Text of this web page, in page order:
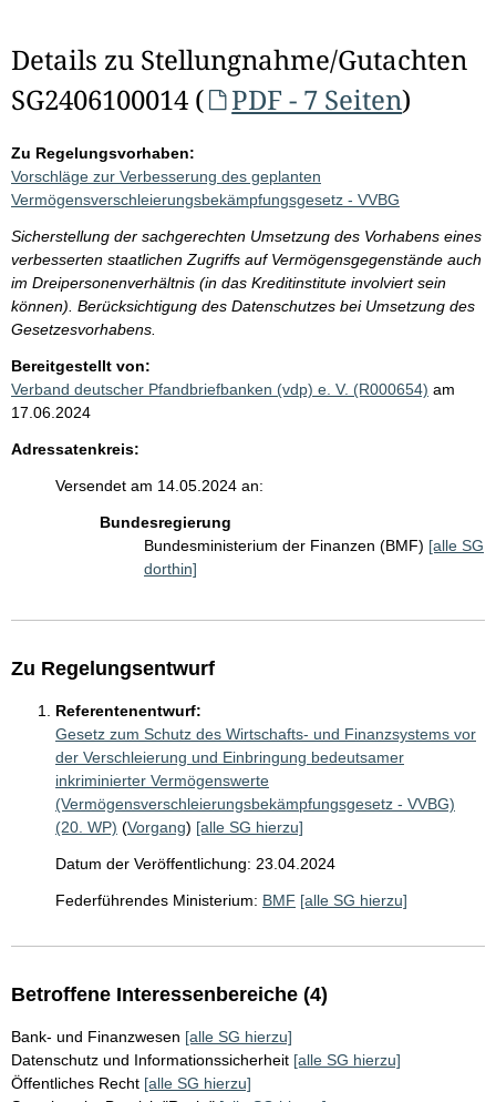
Details zu Stellungnahme/Gutachten
SG2406100014 (
PDF - 7 Seiten)
Zu Regelungsvorhaben:
Vorschläge zur Verbesserung des geplanten
Vermögensverschleierungsbekämpfungsgesetz - VVBG
Sicherstellung der sachgerechten Umsetzung des Vorhabens eines
verbesserten staatlichen Zugriffs auf Vermögensgegenstände auch
im Dreipersonenverhältnis (in das Kreditinstitute involviert sein
können). Berücksichtigung des Datenschutzes bei Umsetzung des
Gesetzesvorhabens.
Bereitgestellt von:
Verband deutscher Pfandbriefbanken (vdp) e. V. (R000654) am
17.06.2024
Adressatenkreis:
Versendet am 14.05.2024 an:
Bundesregierung
Bundesministerium der Finanzen (BMF) [alle SG
dorthin]
Zu Regelungsentwurf
Referentenentwurf:
Gesetz zum Schutz des Wirtschafts- und Finanzsystems vor
der Verschleierung und Einbringung bedeutsamer
inkriminierter Vermögenswerte
(Vermögensverschleierungsbekämpfungsgesetz - VVBG)
(20. WP) (Vorgang) [alle SG hierzu]
Datum der Veröffentlichung: 23.04.2024
Federführendes Ministerium: BMF [alle SG hierzu]
Betroffene Interessenbereiche (4)
Bank- und Finanzwesen [alle SG hierzu]
Datenschutz und Informationssicherheit [alle SG hierzu]
Öffentliches Recht [alle SG hierzu]